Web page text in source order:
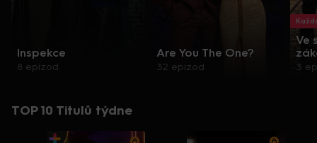
Inspekce
8 epizod
Are You The One?
32 epizod
Ve
3
TOP 10 Titulů týdne